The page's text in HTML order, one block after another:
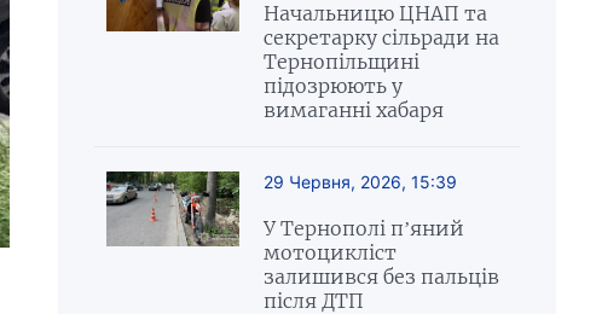
Начальницю ЦНАП та
секретарку сільради на
Тернопільщині
підозрюють у
вимаганні хабаря
29 Червня, 2026, 15:39
У Тернополі п’яний
мотоцикліст
залишився без пальців
після ДТП